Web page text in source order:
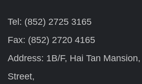
Tel: (852) 2725 3165
Fax: (852) 2720 4165
Address: 1B/F, Hai Tan
Street,